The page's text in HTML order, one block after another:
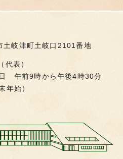
岐津町土岐口2101番地
表）
午前9時から午後4時30分
年始）